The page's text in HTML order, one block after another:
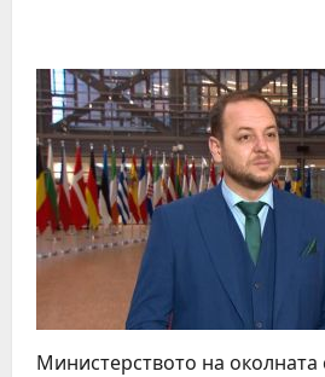
Министерството на околната